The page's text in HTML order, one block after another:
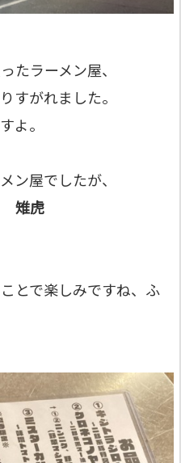
たラーメン屋、
すがれました。
よ。
ン屋でしたが、
雉虎
とで楽しみですね、ふ